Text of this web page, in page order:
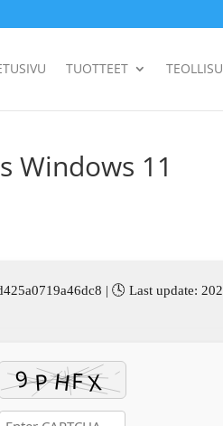
TUOTTEET
Windows 11
| 🕓 Last update: